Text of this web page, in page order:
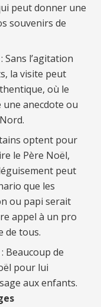
peut donner une
souvenirs de
: Sans l’agitation
la visite peut
où le
anecdote ou
optent pour
le Père Noël,
peut
que les
ou papi serait
appel à un pro
de tous.
: Beaucoup de
pour lui
aux enfants.